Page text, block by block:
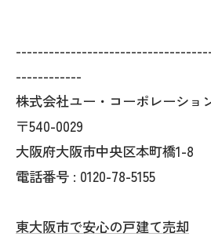
------------
株式会社ユー・コーポレーショ
〒540-0029
大阪府大阪市中央区本町橋1-8
電話番号 : 0120-78-5155
東大阪市で安心の戸建て売却